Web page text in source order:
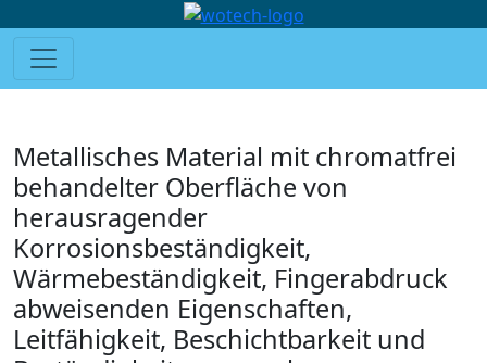
Metallisches Material mit chromatfrei
behandelter Oberfläche von
herausragender
Korrosionsbeständigkeit,
Wärmebeständigkeit, Fingerabdruck
abweisenden Eigenschaften,
Leitfähigkeit, Beschichtbarkeit und